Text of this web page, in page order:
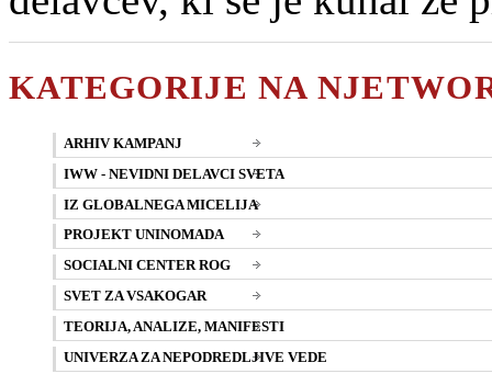
KATEGORIJE NA
ARHIV KAMPANJ
IWW - NEVIDNI DELAVCI SVETA
IZ GLOBALNEGA MICELIJA
PROJEKT UNINOMADA
SOCIALNI CENTER ROG
SVET ZA VSAKOGAR
TEORIJA, ANALIZE, MANIFESTI
UNIVERZA ZA NEPODREDLJIVE VEDE